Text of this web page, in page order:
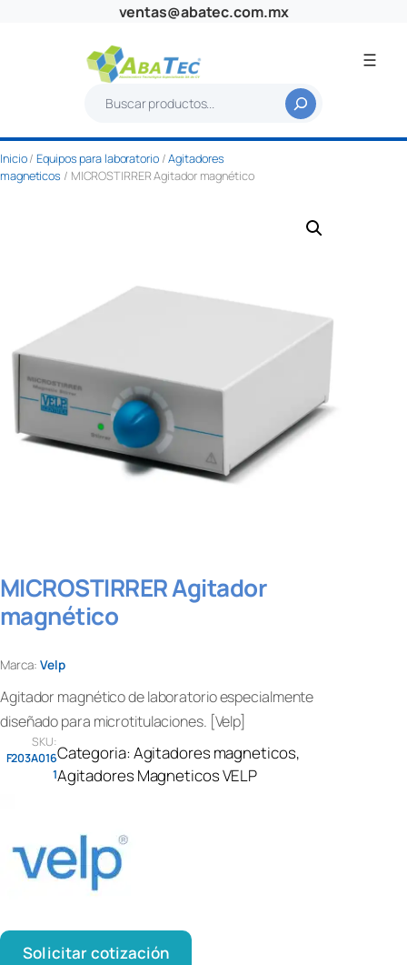
ventas@abatec.com.mx
s
c
a
Inicio/Equipos para laboratorio/Agitadores
magneticos / MICROSTIRRER Agitador magnético
MICROSTIRRER Agitador
magnético
Marca: Velp
Agitador magnético de laboratorio especialmente
diseñado para microtitulaciones. [Velp]
SKU:
F203A016
1
Categoria:Agitadores magneticos
Agitadores Magneticos VELP
Solicitar cotización